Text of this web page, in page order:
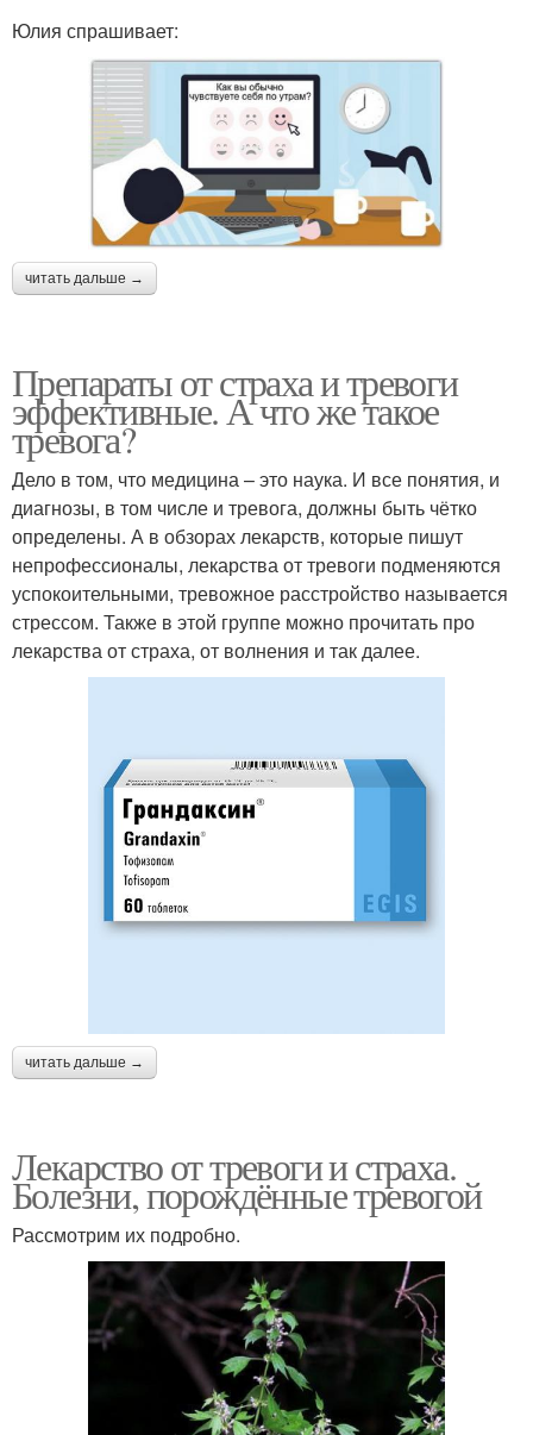
Юлия спрашивает:
читать дальше →
Препараты от страха и тревоги
эффективные. А что же такое
тревога?
Дело в том, что медицина – это наука. И все понятия, и
диагнозы, в том числе и тревога, должны быть чётко
определены. А в обзорах лекарств, которые пишут
непрофессионалы, лекарства от тревоги подменяются
успокоительными, тревожное расстройство называется
стрессом. Также в этой группе можно прочитать про
лекарства от страха, от волнения и так далее.
читать дальше →
Лекарство от тревоги и страха.
Болезни, порождённые тревогой
Рассмотрим их подробно.